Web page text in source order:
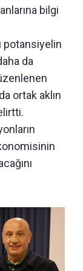
bilgi
potansiyelin
da
ortak aklın